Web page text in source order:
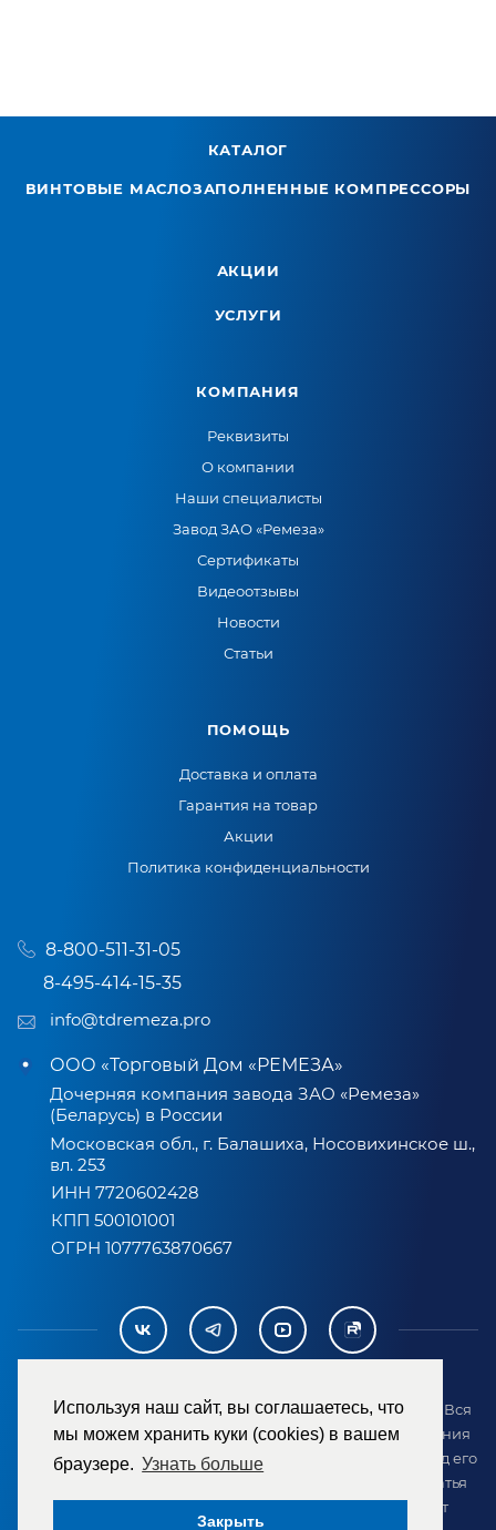
Используя наш сайт, вы соглашаетесь, что
мы можем хранить куки (cookies) в вашем
браузере. Узнать больше
Закрыть
КАТАЛОГ
ВИНТОВЫЕ МАСЛОЗАПОЛНЕННЫЕ КОМПРЕССОРЫ
АКЦИИ
УСЛУГИ
КОМПАНИЯ
Реквизиты
О компании
Наши специалисты
Завод ЗАО «Ремеза»
Сертификаты
Видеоотзывы
Новости
Статьи
ПОМОЩЬ
Доставка и оплата
Гарантия на товар
Акции
Политика конфиденциальности
8-800-511-31-05
8-495-414-15-35
info@tdremeza.pro
ООО «Торговый Дом «РЕМЕЗА»
Дочерняя компания завода ЗАО «Ремеза»
(Беларусь) в России
Московская обл., г. Балашиха, Носовихинское ш.,
вл. 253
ИНН 7720602428
КПП 500101001
ОГРН 1077763870667
2007-2026 © ООО «ТД «РЕМЕЗА». Все права защищены. Вся
информация на сайте размещена в целях предоставления
возможности покупателю ознакомиться с товаром перед его
приобретением и не является публичной офертой (статья
437 ГК РФ). Внешний вид товара может отличаться от